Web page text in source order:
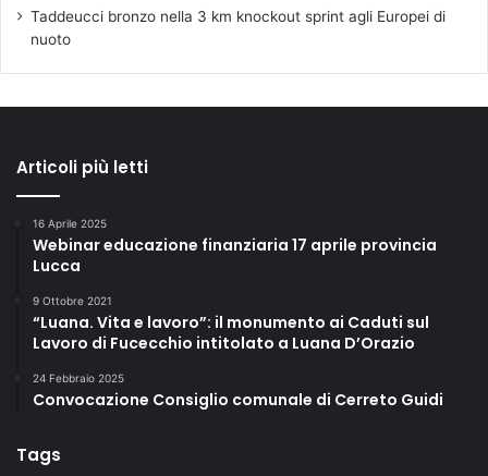
Taddeucci bronzo nella 3 km knockout sprint agli Europei di
nuoto
Articoli più letti
16 Aprile 2025
Webinar educazione finanziaria 17 aprile provincia
Lucca
9 Ottobre 2021
“Luana. Vita e lavoro”: il monumento ai Caduti sul
Lavoro di Fucecchio intitolato a Luana D’Orazio
24 Febbraio 2025
Convocazione Consiglio comunale di Cerreto Guidi
Tags